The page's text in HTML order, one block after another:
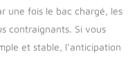
une fois le bac chargé, les
contraignants. Si vous
et stable, l’anticipation